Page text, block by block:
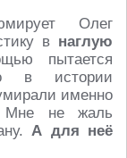
Олег
в наглую
пытается
в истории
именно
Мне не жаль
А для неё